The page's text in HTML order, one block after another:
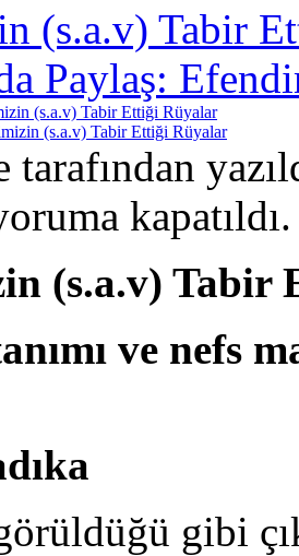
(s.a.v) Tabir
Paylaş:
(s.a.v) Tabir Ettiği Rüyalar
(s.a.v) Tabir Ettiği Rüyalar
tarafından
kapatıldı.
(s.a.v) Tabir
ve nefs
gibi